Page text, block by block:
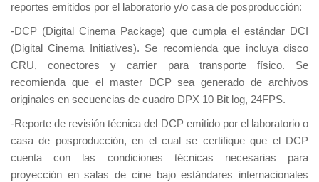
reportes emitidos por el laboratorio y/o casa de posproducción:
-DCP (Digital Cinema Package) que cumpla el estándar DCI
(Digital Cinema Initiatives). Se recomienda que incluya disco
CRU, conectores y carrier para transporte físico. Se
recomienda que el master DCP sea generado de archivos
originales en secuencias de cuadro DPX 10 Bit log, 24FPS.
-Reporte de revisión técnica del DCP emitido por el laboratorio o
casa de posproducción, en el cual se certifique que el DCP
cuenta con las condiciones técnicas necesarias para
proyección en salas de cine bajo estándares internacionales